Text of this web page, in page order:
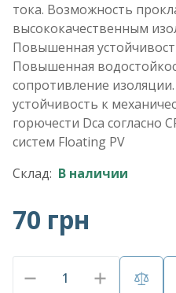
тока. Возможность
высококачественным
Повышенная
Повышенная
сопротивление
устойчивость к
горючести Dca согласно
систем Floating PV
Склад: В наличии
70 грн